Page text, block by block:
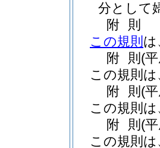
分として
附 則
この規則 は
附 則 (
この規則
附 則 (
この規則
附 則 (
この規則